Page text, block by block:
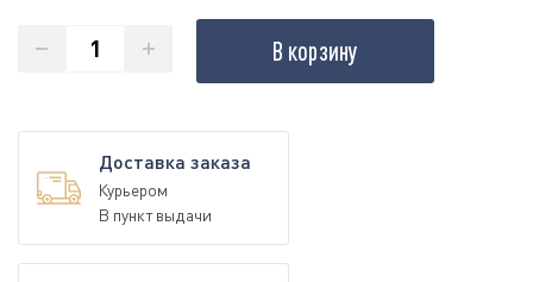
В корзину
Доставка заказа
Курьером
В пункт выдачи